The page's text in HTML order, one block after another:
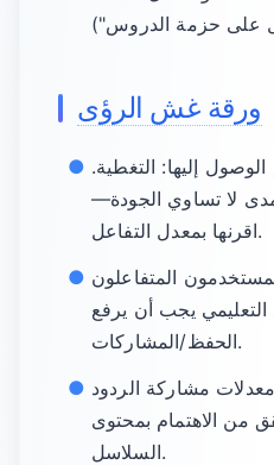
ورقة غش الرؤى
إليها: التغطية.
لا تساوي الجودة—
اقرنها بمعدل التفاعل.
المتفاعلون
التعليمي يجب أن يرفع
الحفظ/المشاركات.
مشاركة الردود
من الاهتمام بمحتوى
السلاسل.